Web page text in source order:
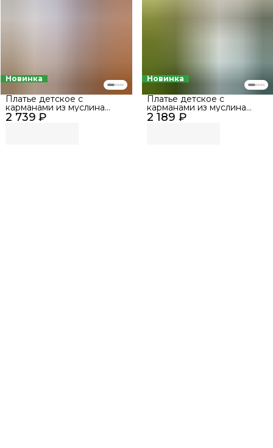
Новинка
2 739 ₽
Платье детское с
карманами из муслина
BUBA KIDS, Таёжные
ягоды, р. 68-74
Новинка
2 189 ₽
Платье детское с
карманами из муслина
BUBA KIDS, Нежно-
голубой, р. 68-74